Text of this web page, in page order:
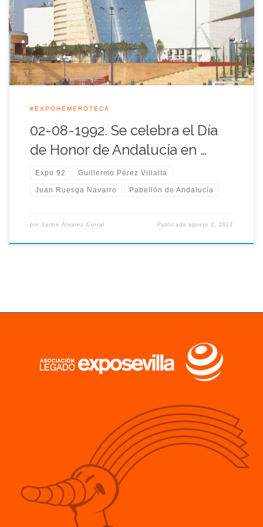
Autonomía anfitriona se vistió de gala y celebró su fiesta con
un amplio repertorio de espectáculos. El folklore regional
estuvo representado por todas las provincias andaluzas.
Durante […]
#EXPOHEMEROTECA
02-08-1992. Se celebra el Día
de Honor de Andalucía en …
Expo 92 Guillermo Pérez Villalta
Juan Ruesga Navarro Pabellón de Andalucía
por Jaime Álvarez Corral Publicadaagosto 2, 2022